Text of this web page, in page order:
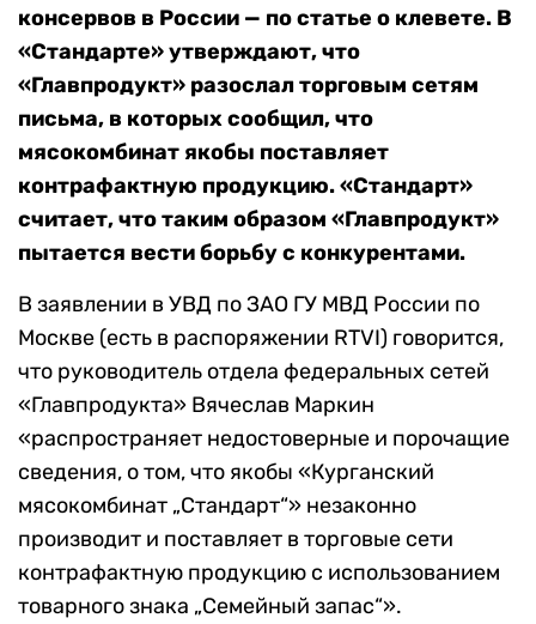
консервов в России — по статье о клевете. В
«Стандарте» утверждают, что
«Главпродукт» разослал торговым сетям
письма, в которых сообщил, что
мясокомбинат якобы поставляет
контрафактную продукцию. «Стандарт»
считает, что таким образом «Главпродукт»
пытается вести борьбу с конкурентами.
В заявлении в УВД по ЗАО ГУ МВД России по
Москве (есть в распоряжении RTVI) говорится,
что руководитель отдела федеральных сетей
«Главпродукта» Вячеслав Маркин
«распространяет недостоверные и порочащие
сведения, о том, что якобы «Курганский
мясокомбинат „Стандарт“» незаконно
производит и поставляет в торговые сети
контрафактную продукцию с использованием
товарного знака „Семейный запас“».